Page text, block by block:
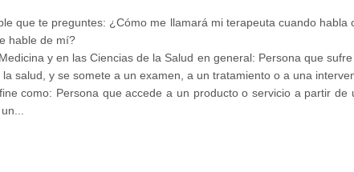
que te preguntes: ¿Cómo me llamará mi terapeuta cuando habla
hable de mí?
y en las Ciencias de la Salud en general: Persona que
salud, y se somete a un examen, a un tratamiento o a una
como: Persona que accede a un producto o servicio a partir de